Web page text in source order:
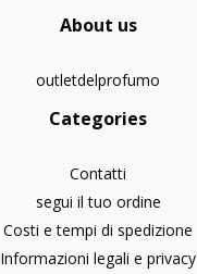
About us
outletdelprofumo
Categories
Contatti
segui il tuo ordine
Costi e tempi di spedizione
Informazioni legali e privacy